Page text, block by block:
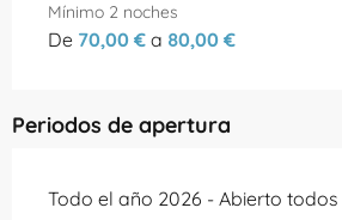
Mínimo 2 noches
De 70,00 € a 80,00 €
Periodos de apertura
Todo el año 2026 - Abierto